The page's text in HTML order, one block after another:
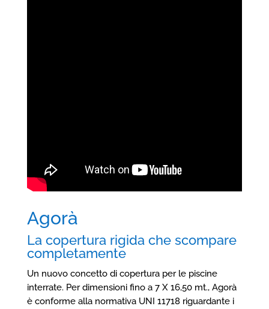
Agorà
La copertura rigida che scompare
completamente
Un nuovo concetto di copertura per le piscine
interrate. Per dimensioni fino a 7 X 16,50 mt., Agorà
è conforme alla normativa UNI 11718 riguardante i